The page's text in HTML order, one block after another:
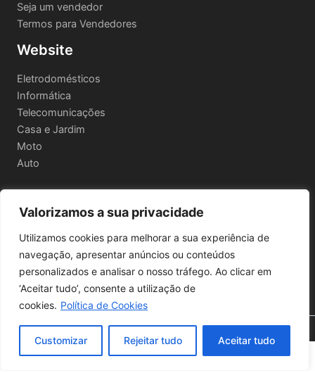
Valorizamos a sua privacidade
Utilizamos cookies para melhorar a sua experiência de
navegação, apresentar anúncios ou conteúdos
personalizados e analisar o nosso tráfego. Ao clicar em
‘Aceitar tudo’, consente a utilização de
cookies. Política de Cookies
Customizar Rejeitar tudo Aceitar tudo
Seja um vendedor
Termos para Vendedores
Website
Eletrodomésticos
Informática
Telecomunicações
Casa e Jardim
Moto
Auto
Informações Legais
Política de privacidade
Termos e Condições
Política de Envio e Devoluções
Copyright © 2026 | Powered byAstra WordPress Theme